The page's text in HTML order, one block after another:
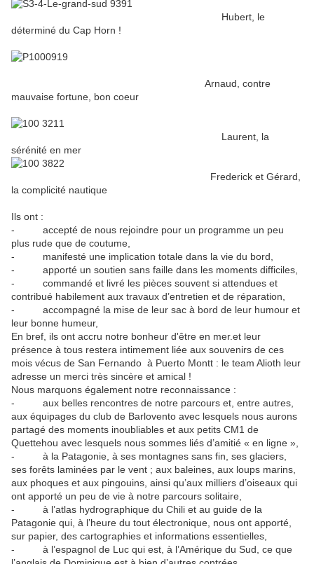
Hubert, le
déterminé du Cap Horn !
Arnaud, contre
mauvaise fortune, bon coeur
Laurent, la
sérénité en mer
Frederick et Gérard,
la complicité nautique
Ils ont :
- accepté de nous rejoindre pour un programme un peu
plus rude que de coutume,
- manifesté une implication totale dans la vie du bord,
- apporté un soutien sans faille dans les moments difficiles,
- commandé et livré les pièces souvent si attendues et
contribué habilement aux travaux d’entretien et de réparation,
- accompagné la mise de leur sac à bord de leur humour et
leur bonne humeur,
En bref, ils ont accru notre bonheur d'être en mer.et leur
présence à tous restera intimement liée aux souvenirs de ces
mois vécus de San Fernando à Puerto Montt : le team Alioth leur
adresse un merci très sincère et amical !
Nous marquons également notre reconnaissance :
- aux belles rencontres de notre parcours et, entre autres,
aux équipages du club de Barlovento avec lesquels nous aurons
partagé des moments inoubliables et aux petits CM1 de
Quettehou avec lesquels nous sommes liés d’amitié « en ligne »,
- à la Patagonie, à ses montagnes sans fin, ses glaciers,
ses forêts laminées par le vent ; aux baleines, aux loups marins,
aux phoques et aux pingouins, ainsi qu’aux milliers d’oiseaux qui
ont apporté un peu de vie à notre parcours solitaire,
- à l’atlas hydrographique du Chili et au guide de la
Patagonie qui, à l’heure du tout électronique, nous ont apporté,
sur papier, des cartographies et informations essentielles,
- à l’espagnol de Luc qui est, à l’Amérique du Sud, ce que